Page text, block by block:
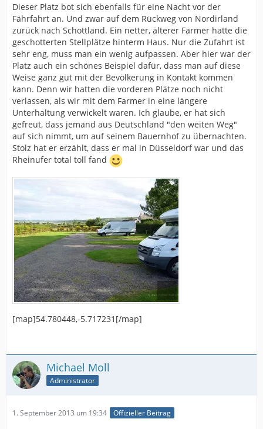
Dieser Platz bot sich ebenfalls für eine Nacht vor der
Fährfahrt an. Und zwar auf dem Rückweg von Nordirland
zurück nach Schottland. Ein netter, älterer Farmer hatte die
geschotterten Stellplätze hinterm Haus. Nur die Zufahrt ist
sehr eng, muss man ein wenig aufpassen. Aber hier war der
Platz auch ein schönes Beispiel dafür, dass man auf diese
Weise ganz gut mit der Bevölkerung in Kontakt kommen
kann. Denn wir hatten die vorderen Plätze noch nicht
verlassen, als wir mit dem Farmer in eine längere
Unterhaltung verwickelt waren. Ich glaube, er hat sich
gefreut, dass jemand aus Deutschland "den weiten Weg"
auf sich nimmt, um auf seinem Bauernhof zu übernachten.
Stolz hat er erzählt, dass er mal in Düsseldorf war und das
Rheinufer total toll fand
[map]54.780448,-5.717231[/map]
Michael Moll
Administrator
1. September 2013 um 19:34 Offizieller Beitrag